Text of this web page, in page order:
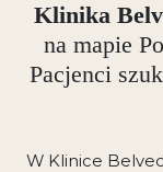
Klinika
na mapie
Pacjenci
W Klinice